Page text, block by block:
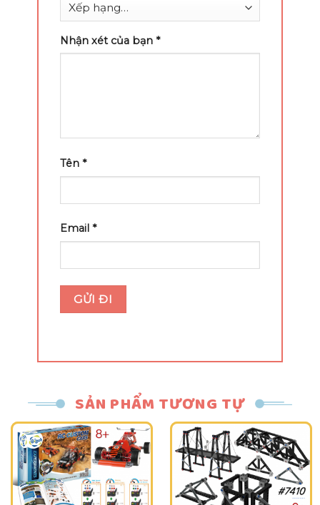
Nhận xét của bạn *
Tên *
Email *
SẢN PHẨM TƯƠNG TỰ